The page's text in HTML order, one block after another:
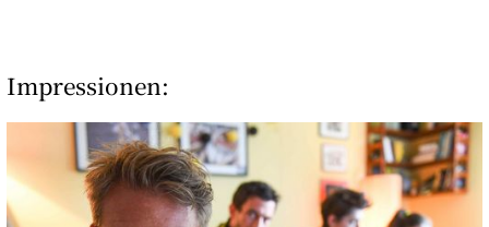
Impressionen: